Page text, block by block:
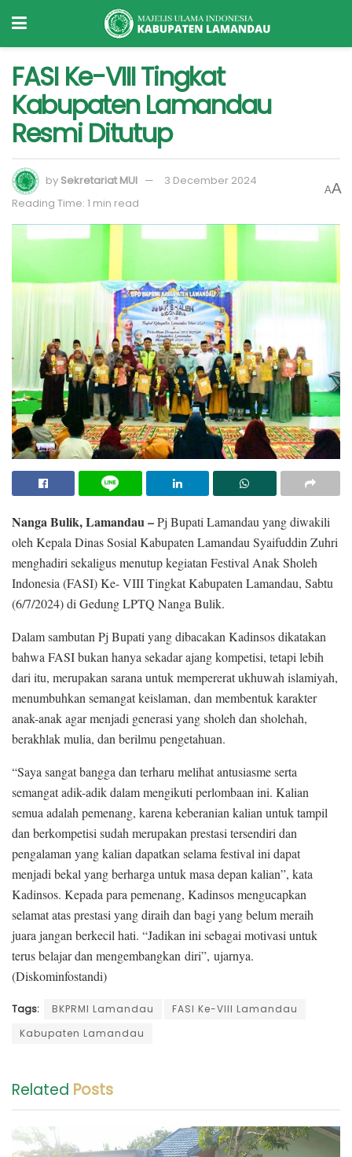
FASI Ke-VIII Tingkat
Kabupaten Lamandau
Resmi Ditutup
by Sekretariat MUI
3 December 2024
Reading Time: 1 min read
AA
Nanga Bulik, Lamandau –Pj Bupati Lamandau yang diwakili
oleh Kepala Dinas Sosial Kabupaten Lamandau Syaifuddin Zuhri
menghadiri sekaligus menutup kegiatan Festival Anak Sholeh
Indonesia (FASI) Ke- VIII Tingkat Kabupaten Lamandau, Sabtu
(6/7/2024) di Gedung LPTQ Nanga Bulik.
Dalam sambutan Pj Bupati yang dibacakan Kadinsos dikatakan
bahwa FASI bukan hanya sekadar ajang kompetisi, tetapi lebih
dari itu, merupakan sarana untuk mempererat ukhuwah islamiyah,
menumbuhkan semangat keislaman, dan membentuk karakter
anak-anak agar menjadi generasi yang sholeh dan sholehah,
berakhlak mulia, dan berilmu pengetahuan.
“Saya sangat bangga dan terharu melihat antusiasme serta
semangat adik-adik dalam mengikuti perlombaan ini. Kalian
semua adalah pemenang, karena keberanian kalian untuk tampil
dan berkompetisi sudah merupakan prestasi tersendiri dan
pengalaman yang kalian dapatkan selama festival ini dapat
menjadi bekal yang berharga untuk masa depan kalian”, kata
Kadinsos. Kepada para pemenang, Kadinsos mengucapkan
selamat atas prestasi yang diraih dan bagi yang belum meraih
juara jangan berkecil hati. “Jadikan ini sebagai motivasi untuk
terus belajar dan mengembangkan diri”, ujarnya.
(Diskominfostandi)
Tags: BKPRMI Lamandau
FASI Ke-VIII Lamandau
Kabupaten Lamandau
Related Posts